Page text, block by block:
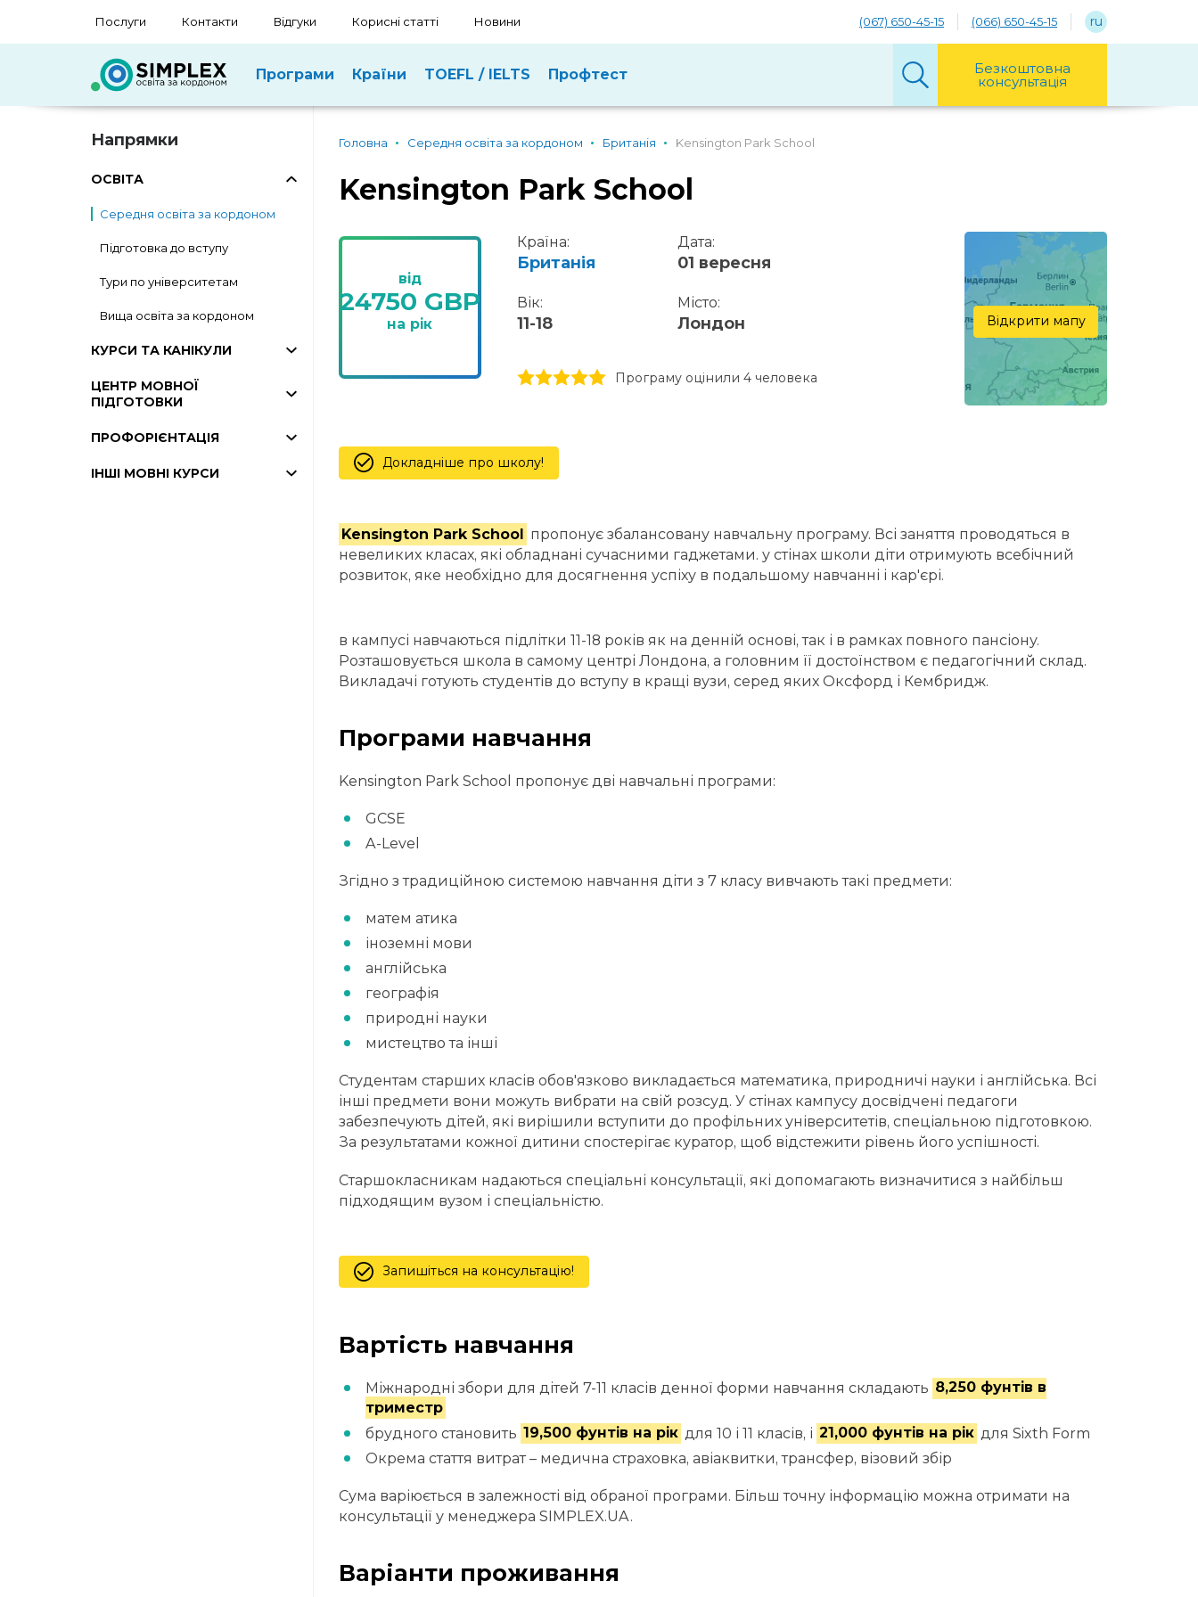
Послуги Контакти Відгуки Корисні статті Новини (067) 650-45-15 (066) 650-45-15 ru
Програми Країни TOEFL / IELTS Профтест Безкоштовна
консультація
Напрямки
ОСВІТА
Середня освіта за кордоном
Підготовка до вступу
Тури по університетам
Вища освіта за кордоном
КУРСИ ТА КАНІКУЛИ
ЦЕНТР МОВНОЇ
ПІДГОТОВКИ
ПРОФОРІЄНТАЦІЯ
ІНШІ МОВНІ КУРСИ
Головна Середня освіта за кордоном Британія Kensington Park School
Kensington Park School
від
24750 GBP
на рік
Країна:
Британія
Дата:
01 вересня
Вік:
11-18
Місто:
Лондон
5 stars
4 stars
3 stars
2 stars
1 stars Програму оцінили 4 человекa
Відкрити мапу
Докладніше про школу!
Kensington Park School пропонує збалансовану навчальну програму. Всі заняття проводяться в
невеликих класах, які обладнані сучасними гаджетами. у стінах школи діти отримують всебічний
розвиток, яке необхідно для досягнення успіху в подальшому навчанні і кар'єрі.
в кампусі навчаються підлітки 11-18 років як на денній основі, так і в рамках повного пансіону.
Розташовується школа в самому центрі Лондона, а головним її достоїнством є педагогічний склад.
Викладачі готують студентів до вступу в кращі вузи, серед яких Оксфорд і Кембридж.
Програми навчання
Kensington Park School пропонує дві навчальні програми:
GCSE
A-Level
Згідно з традиційною системою навчання діти з 7 класу вивчають такі предмети:
матем атика
іноземні мови
англійська
географія
природні науки
мистецтво та інші
Студентам старших класів обов'язково викладається математика, природничі науки і англійська. Всі
інші предмети вони можуть вибрати на свій розсуд. У стінах кампусу досвідчені педагоги
забезпечують дітей, які вирішили вступити до профільних університетів, спеціальною підготовкою.
За результатами кожної дитини спостерігає куратор, щоб відстежити рівень його успішності.
Старшокласникам надаються спеціальні консультації, які допомагають визначитися з найбільш
підходящим вузом і спеціальністю.
Запишіться на консультацію!
Вартість навчання
Міжнародні збори для дітей 7-11 класів денної форми навчання складають 8,250 фунтів в
триместр
брудного становить 19,500 фунтів на рік для 10 і 11 класів, і 21,000 фунтів на рік для Sixth Form
Окрема стаття витрат – медична страховка, авіаквитки, трансфер, візовий збір
Сума варіюється в залежності від обраної програми. Більш точну інформацію можна отримати на
консультації у менеджера SIMPLEX.UA.
Варіанти проживання